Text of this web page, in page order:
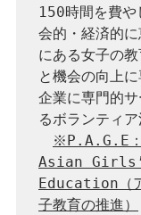
150時間を費や
会的・経済的
にある女子の
と機会の向上
企業に専門的
るボランティア
※P.A.G.E
Asian
Education（
子教育の推進）